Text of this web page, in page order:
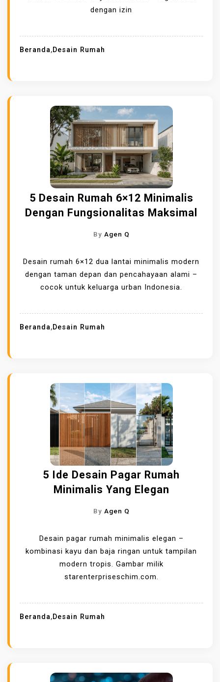
dengan izin
Beranda,Desain Rumah
5 Desain Rumah 6×12 Minimalis
Dengan Fungsionalitas Maksimal
By Agen Q
Desain rumah 6×12 dua lantai minimalis modern
dengan taman depan dan pencahayaan alami –
cocok untuk keluarga urban Indonesia.
Beranda,Desain Rumah
5 Ide Desain Pagar Rumah
Minimalis Yang Elegan
By Agen Q
Desain pagar rumah minimalis elegan –
kombinasi kayu dan baja ringan untuk tampilan
modern tropis. Gambar milik
starenterpriseschim.com.
Beranda,Desain Rumah